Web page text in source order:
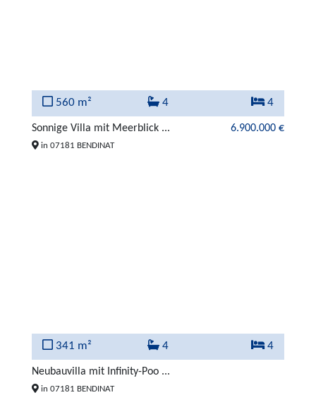
560 m² 4 4
Sonnige Villa mit Meerblick ... 6.900.000 €
in 07181 BENDINAT
341 m² 4 4
Neubauvilla mit Infinity-Poo ...
in 07181 BENDINAT